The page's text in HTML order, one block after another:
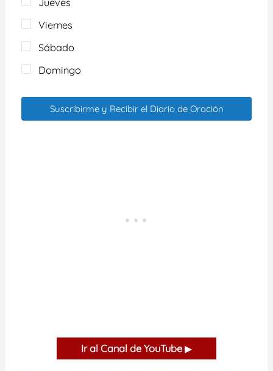
Viernes
Sábado
Domingo
Suscribirme y Recibir el Diario de Oración
Ir al Canal de YouTube ▶